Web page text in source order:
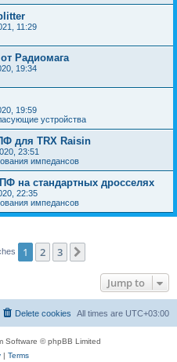
11:29
Радиомага
19:34
19:59
устройства
для TRX Raisin
23:51
импедансов
на стандартных дросселях
22:35
импедансов
1 2 3
Jump to
All times are UTC+03:00
Delete cookies
Software © phpBB Limited
| Terms